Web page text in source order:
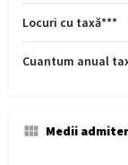
Locuri cu taxă***
Cuantum anual
Medii